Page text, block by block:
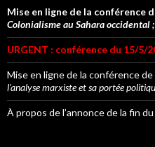
Mise en ligne de la conférence
Colonialisme au Sahara occidental
URGENT : conférence du 15/5/
Mise en ligne de la conférence
l’analyse marxiste et sa portée
À propos de l’annonce de la fin